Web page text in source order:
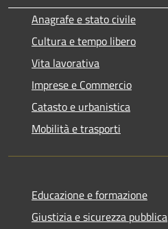
Anagrafe e stato civile
Cultura e tempo libero
Vita lavorativa
Imprese e Commercio
Catasto e urbanistica
Mobilità e trasporti
Educazione e formazione
Giustizia e sicurezza pubblica